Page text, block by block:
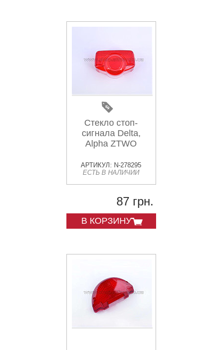
Стекло стоп-
сигнала Delta,
Alpha ZTWO
АРТИКУЛ: N-278295
ЕСТЬ В НАЛИЧИИ
87 грн.
В КОРЗИНУ